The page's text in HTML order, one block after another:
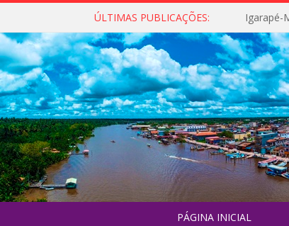
ÚLTIMAS PUBLICAÇÕES:
PÁGINA INICIAL